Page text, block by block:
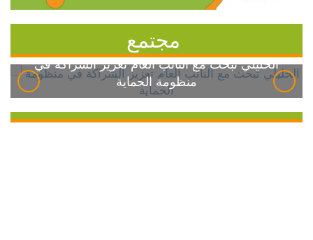
مجتمع
الخليلي تبحث مع النائب العام تعزيز الشراكة في
منظومة الحماية